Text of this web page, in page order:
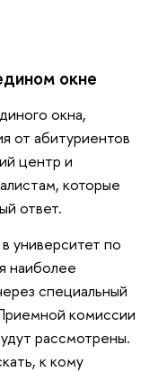
окне
окна,
от абитуриентов
центр и
которые
ответ.
университет по
наиболее
специальный
комиссии
рассмотрены.
к кому